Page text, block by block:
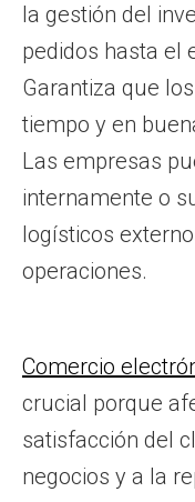
la gestión del
pedidos hasta el
Garantiza que
tiempo y en
Las empresas
internamente o
logísticos
operaciones.
Comercio
crucial porque
satisfacción del
negocios y a la